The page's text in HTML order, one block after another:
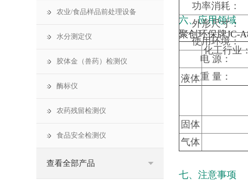
功率消耗：
外形尺寸：
使用环境：
电 源：
重 量：
六、应用领域
聚创环保牌JC-
液体
化工行业
固体
气体
七、注意事项
农业/食品样品前处理设备
水分测定仪
胶体金（兽药）检测仪
酶标仪
农药残留检测仪
食品安全检测仪
查看全部产品